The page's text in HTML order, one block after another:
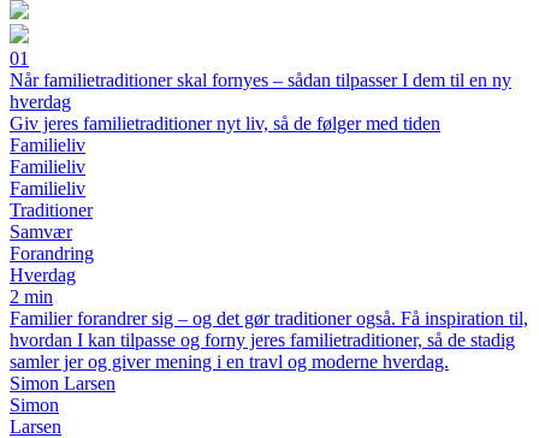
01
Når familietraditioner skal fornyes – sådan tilpasser I dem til en ny
hverdag
Giv jeres familietraditioner nyt liv, så de følger med tiden
Familieliv
Familieliv
Familieliv
Traditioner
Samvær
Forandring
Hverdag
2 min
Familier forandrer sig – og det gør traditioner også. Få inspiration til,
hvordan I kan tilpasse og forny jeres familietraditioner, så de stadig
samler jer og giver mening i en travl og moderne hverdag.
Simon Larsen
Simon
Larsen